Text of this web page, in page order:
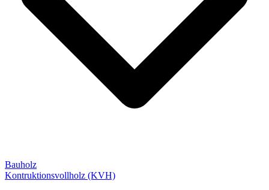
Bauholz
Kontruktionsvollholz (KVH)